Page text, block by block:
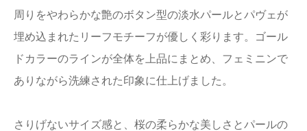
周りをやわらかな艶のボタン型の淡水パールとパヴェが
埋め込まれたリーフモチーフが優しく彩ります。ゴール
ドカラーのラインが全体を上品にまとめ、フェミニンで
ありながら洗練された印象に仕上げました。
さりげないサイズ感と、桜の柔らかな美しさとパールの